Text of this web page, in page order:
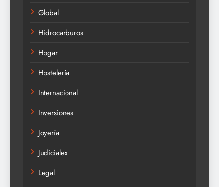
Global
Hidrocarburos
Hogar
Hostelería
Internacional
Inversiones
Joyería
Judiciales
Legal